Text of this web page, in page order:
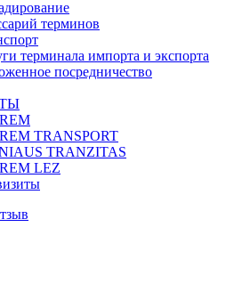
терминов
терминала импорта и экспорта
посредничество
TRANSPORT
TRANZITAS
LEZ